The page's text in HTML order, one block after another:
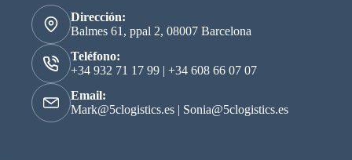
Dirección:
Balmes 61, ppal 2, 08007 Barcelona
Teléfono:
+34 932 71 17 99 | +34 608 66 07 07
Email:
Mark@5clogistics.es | Sonia@5clogistics.es